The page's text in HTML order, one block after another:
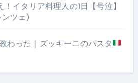
イタリア料理人の1日【号泣】
ンツェ)
わった｜ズッキーニのパスタ